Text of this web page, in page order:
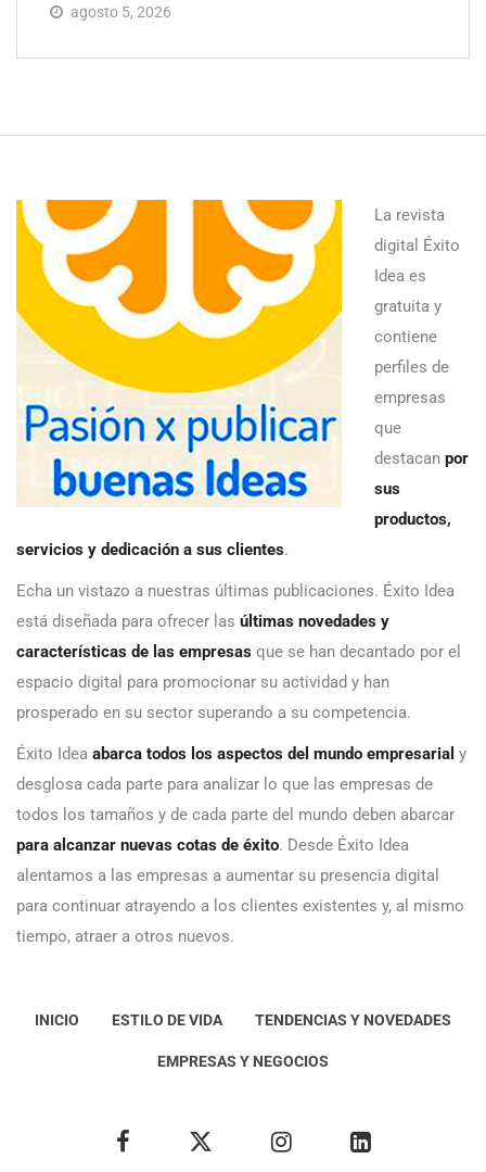
agosto 5, 2026
La revista
digital Éxito
Idea es
gratuita y
contiene
perfiles de
empresas
que
destacan por
sus
productos,
servicios y dedicación a sus clientes.
Echa un vistazo a nuestras últimas publicaciones. Éxito Idea
está diseñada para ofrecer las últimas novedades y
características de las empresas que se han decantado por el
espacio digital para promocionar su actividad y han
prosperado en su sector superando a su competencia.
Éxito Idea abarca todos los aspectos del mundo empresarial y
desglosa cada parte para analizar lo que las empresas de
todos los tamaños y de cada parte del mundo deben abarcar
para alcanzar nuevas cotas de éxito. Desde Éxito Idea
alentamos a las empresas a aumentar su presencia digital
para continuar atrayendo a los clientes existentes y, al mismo
tiempo, atraer a otros nuevos.
INICIO ESTILO DE VIDA TENDENCIAS Y NOVEDADES
EMPRESAS Y NEGOCIOS